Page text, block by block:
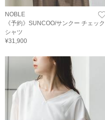
NOBLE
《予約》SUNCOO/サンクー チェック
シャツ
¥31,900